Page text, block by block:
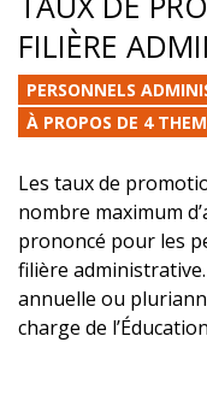
FILIÈRE
PERSONNELS
À PROPOS DE 4
Les taux de
nombre maximum
prononcé pour les
filière
annuelle ou
charge de